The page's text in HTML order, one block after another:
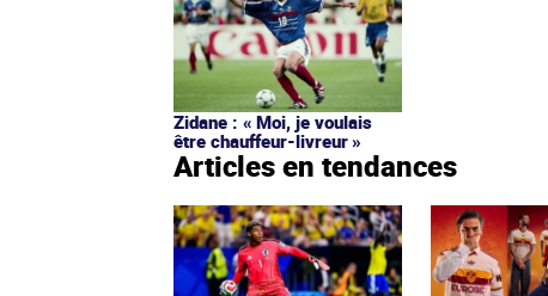
Zidane : « Moi, je voulais
être chauffeur-livreur »
Articles en tendances